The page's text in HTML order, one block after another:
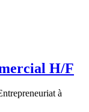
H/F
à